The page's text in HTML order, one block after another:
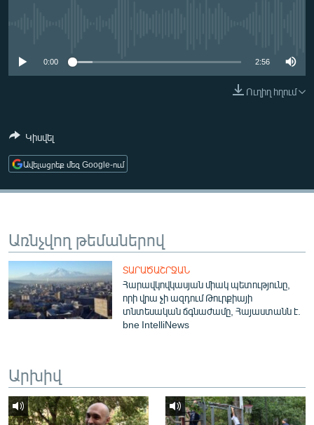
ՄԻՋԱԶԳԱՅԻՆ
ՄՇԱԿՈՒՅԹ
ՄԵԿՆԱԲԱՆՈՒԹՅՈՒՆ
ՏՏ ԵՒ ԻՆՏԵՐՆԵՏ
ԲԱՆԱՎԵՃ
ՁԳՏԵԼՈՎ ԼԱՎԱԳՈՒՅՆԻՆ
ՓՈԴՔԱՍԹ
English
Русский
0:00 2:56
Ուղիղ հղում
Կիսվել
Ավելացրեք մեզ Google-ում
Առնչվող թեմաներով
ՏԱՐԱԾԱՇՐՋԱՆ
Հարավկովկասյան միակ պետությունը,
որի վրա չի ազդում Թուրքիայի
տնտեսական ճգնաժամը, Հայաստանն է.
bne IntelliNews
Արխիվ